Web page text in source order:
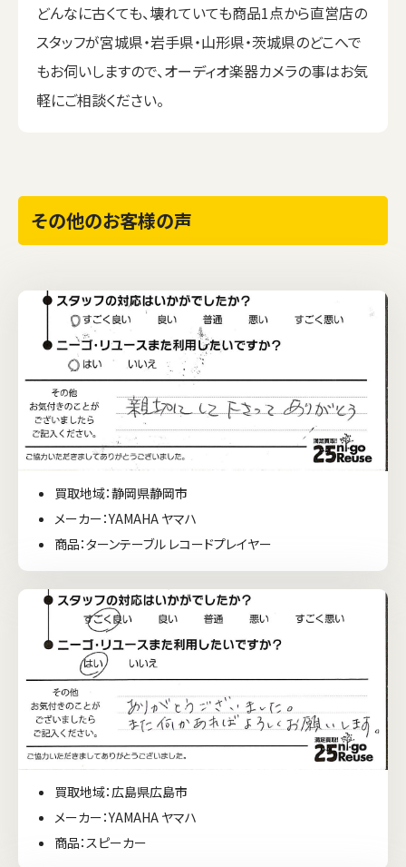
どんなに古くても、壊れていても商品1点から直営店の
スタッフが宮城県・岩手県・山形県・茨城県のどこへで
もお伺いしますので、オーディオ楽器カメラの事はお気
軽にご相談ください。
その他のお客様の声
買取地域：静岡県静岡市
メーカー：YAMAHA ヤマハ
商品：ターンテーブル レコードプレイヤー
買取地域：広島県広島市
メーカー：YAMAHA ヤマハ
商品：スピーカー